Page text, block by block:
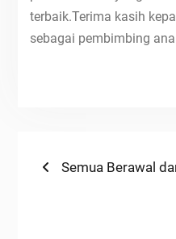
terbaik.Terima kasih
sebagai pembimbing
Navigasi
Previous
Semua Berawal